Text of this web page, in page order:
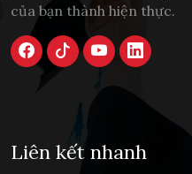
của bạn thành hiện thực.
Liên kết nhanh